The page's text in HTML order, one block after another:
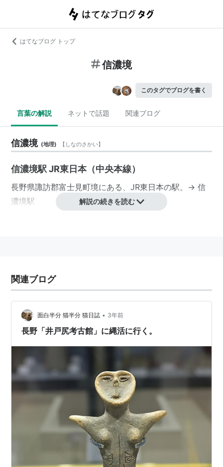
はてなブログ トップ
信濃境
このタグでブログを書く
言葉の解説 ネットで話題 関連ブログ
信濃境 (地理) 【 しなのさかい】
信濃境駅 JR東日本（中央本線）
長野県諏訪郡富士見町境にある、JR東日本の駅。→信
濃境駅
解説の続きを読む
関連ブログ
面白半分 猫半分 猫日誌 • 3年前
長野「井戸尻考古館」に縄活に行く。